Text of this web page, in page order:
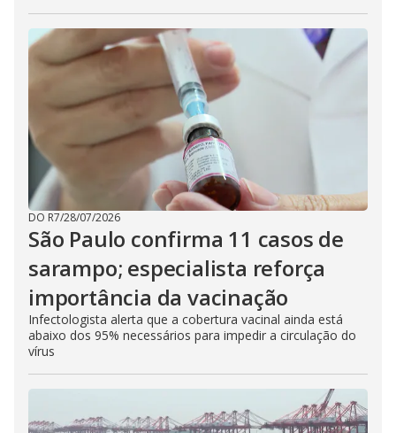
DO R7/28/07/2026
São Paulo confirma 11 casos de
sarampo; especialista reforça
importância da vacinação
Infectologista alerta que a cobertura vacinal ainda está
abaixo dos 95% necessários para impedir a circulação do
vírus